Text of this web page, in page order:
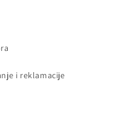
i reklamacije